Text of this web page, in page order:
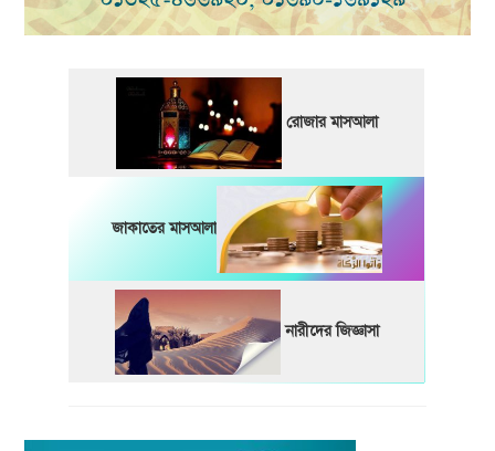
রোজার মাসআলা
জাকাতের মাসআলা
নারীদের জিজ্ঞাসা